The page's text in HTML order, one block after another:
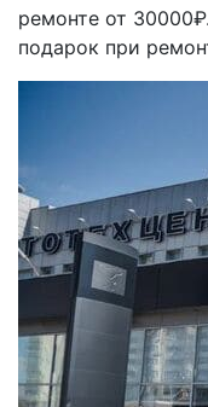
ремонте от
подарок при